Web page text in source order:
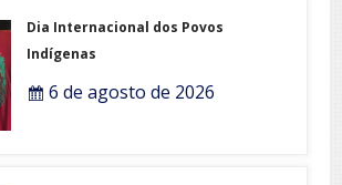
Dia Internacional dos Povos
Indígenas
6 de agosto de 2026